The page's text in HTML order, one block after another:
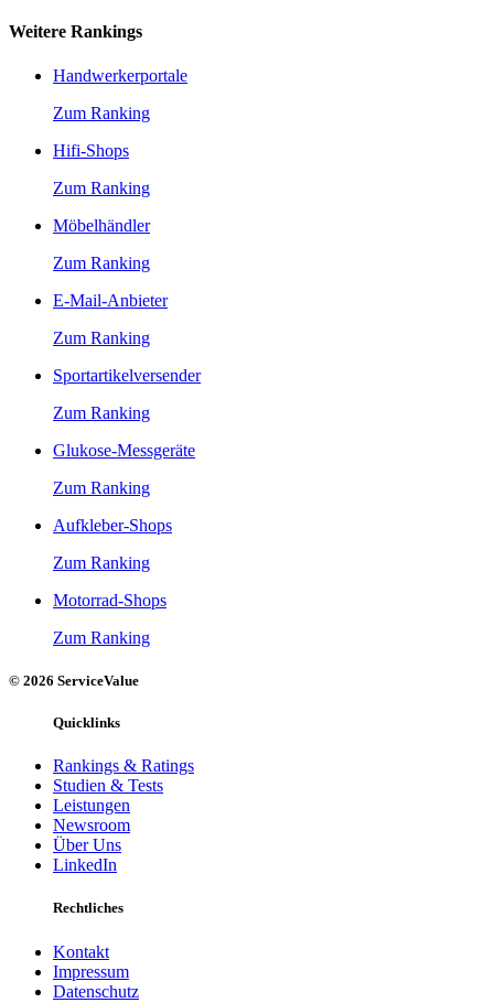
Weitere Rankings
Handwerkerportale
Zum Ranking
Hifi-Shops
Zum Ranking
Möbelhändler
Zum Ranking
E-Mail-Anbieter
Zum Ranking
Sportartikelversender
Zum Ranking
Glukose-Messgeräte
Zum Ranking
Aufkleber-Shops
Zum Ranking
Motorrad-Shops
Zum Ranking
© 2026 ServiceValue
Quicklinks
Rankings & Ratings
Studien & Tests
Leistungen
Newsroom
Über Uns
LinkedIn
Rechtliches
Kontakt
Impressum
Datenschutz